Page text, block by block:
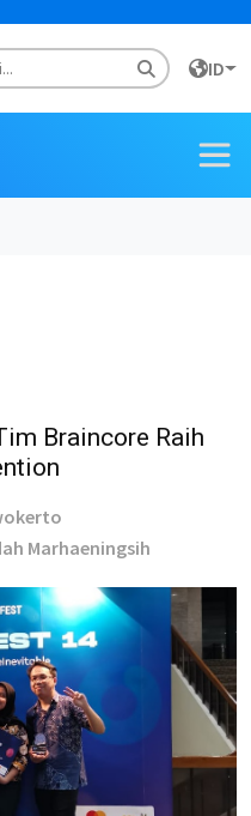
ID
Braincore Raih
Marhaeningsih